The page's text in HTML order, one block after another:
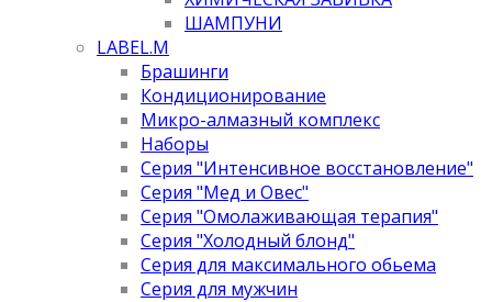
ШАМПУНИ
LABEL.M
Брашинги
Кондиционирование
Микро-алмазный комплекс
Наборы
Серия "Интенсивное восстановление"
Серия "Мед и Овес"
Серия "Омолаживающая терапия"
Серия "Холодный блонд"
Серия для максимального обьема
Серия для мужчин